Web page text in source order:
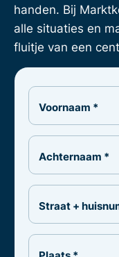
handen. Bij
alle situaties en
fluitje van een
Voornaam *
Achternaam *
Straat +